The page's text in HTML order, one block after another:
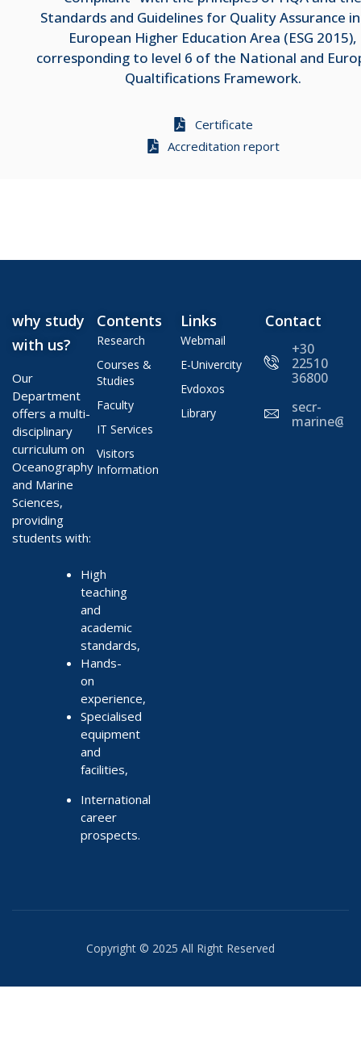
Standards and Guidelines for Quality Assurance
European Higher Education Area (ESG 2015),
corresponding to level 6 of the National and
Qualtifications Framework.
Certificate
Accreditation report
why study
with us?
Our
Department
offers a multi-
disciplinary
curriculum on
Oceanography
and Marine
Sciences,
providing
students with:
High
teaching
and
academic
standards,
Hands-
on
experience,
Specialised
equipment
and
facilities,
International
career
prospects.
Contents
Research
Courses &
Studies
Faculty
IT Services
Visitors
Information
Links
Webmail
E-Univercity
Evdoxos
Library
Contact
+30
22510
36800
secr-
Copyright © 2025 All Right Reserved